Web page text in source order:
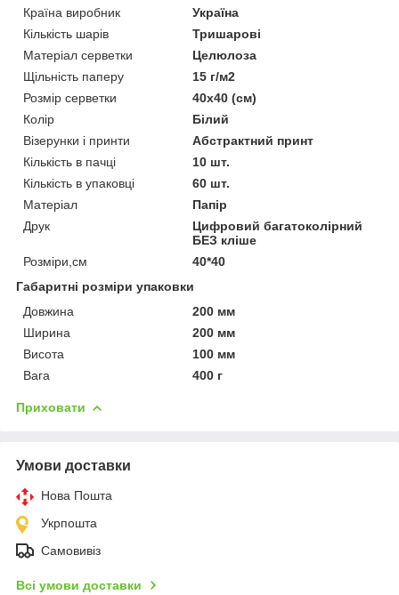
Країна виробник
Україна
Кількість шарів
Тришарові
Матеріал серветки
Целюлоза
Щільність паперу
15 г/м2
Розмір серветки
40х40 (см)
Колір
Білий
Візерунки і принти
Абстрактний принт
Кількість в пачці
10 шт.
Кількість в упаковці
60 шт.
Матеріал
Папір
Друк
Цифровий багатоколірний
БЕЗ кліше
Розміри,см
40*40
Габаритні розміри упаковки
Довжина
200 мм
Ширина
200 мм
Висота
100 мм
Вага
400 г
Приховати
Умови доставки
Нова Пошта
Укрпошта
Самовивіз
Всі умови доставки